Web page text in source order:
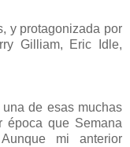
y protagonizada por
Gilliam, Eric Idle,
de esas muchas
época que Semana
mi anterior